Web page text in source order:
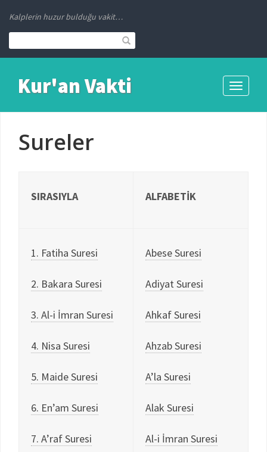
Kalplerin huzur bulduğu vakit…
Toggle
Kur'an Vakti
Sureler
SIRASIYLA ALFABETİK
1. Fatiha Suresi
2. Bakara Suresi
3. Al-i İmran Suresi
4. Nisa Suresi
5. Maide Suresi
6. En’am Suresi
7. A’raf Suresi
Abese Suresi
Adiyat Suresi
Ahkaf Suresi
Ahzab Suresi
A’la Suresi
Alak Suresi
Al-i İmran Suresi